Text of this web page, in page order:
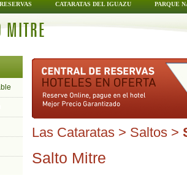
RESERVAS CATARATAS DEL IGUAZU PARQUE
MITRE
Las Cataratas > Saltos >
Salto Mitre